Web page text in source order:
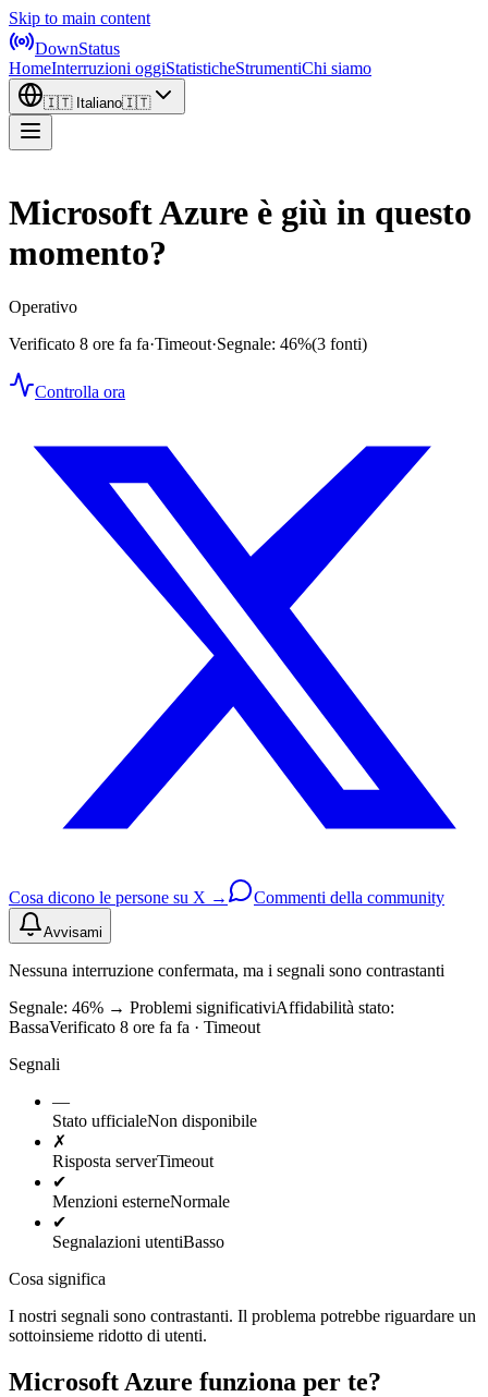
Skip to main content
DownStatus
HomeInterruzioni oggiStatisticheStrumentiChi siamo
🇮🇹 Italiano🇮🇹
Microsoft Azure è giù in questo
momento?
Operativo
Verificato 8 ore fa fa·Timeout·Segnale: 46%(3 fonti)
Controlla ora
Cosa dicono le persone su X → Commenti della community
Avvisami
Nessuna interruzione confermata, ma i segnali sono contrastanti
Segnale: 46% → Problemi significativiAffidabilità stato:
BassaVerificato 8 ore fa fa · Timeout
Segnali
—
Stato ufficialeNon disponibile
✗
Risposta serverTimeout
✔
Menzioni esterneNormale
✔
Segnalazioni utentiBasso
Cosa significa
I nostri segnali sono contrastanti. Il problema potrebbe riguardare un
sottoinsieme ridotto di utenti.
Microsoft Azure funziona per te?